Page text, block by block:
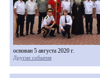
основан 5 августа 2020 г.
Другие события